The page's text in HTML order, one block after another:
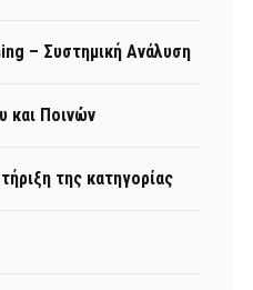
– Συστημική Ανάλυση
και Ποινών
της κατηγορίας